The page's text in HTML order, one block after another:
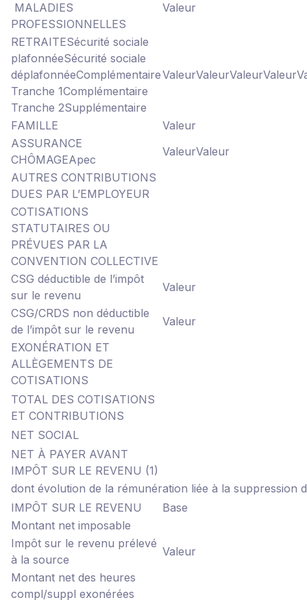
MALADIES
PROFESSIONNELLES
Valeur
RETRAITESécurité sociale
plafonnéeSécurité sociale
déplafonnéeComplémentaire
Tranche 1Complémentaire
Tranche 2Supplémentaire
ValeurValeurValeurValeur
FAMILLE
Valeur
ASSURANCE
CHÔMAGEApec
ValeurValeur
AUTRES CONTRIBUTIONS
DUES PAR L’EMPLOYEUR
COTISATIONS
STATUTAIRES OU
PRÉVUES PAR LA
CONVENTION COLLECTIVE
CSG déductible de l’impôt
sur le revenu
Valeur
CSG/CRDS non déductible
de l’impôt sur le revenu
Valeur
EXONÉRATION ET
ALLÈGEMENTS DE
COTISATIONS
TOTAL DES COTISATIONS
ET CONTRIBUTIONS
NET SOCIAL
NET À PAYER AVANT
IMPÔT SUR LE REVENU (1)
dont évolution de la rémunération liée à la suppression
IMPÔT SUR LE REVENU
Base
Montant net imposable
Impôt sur le revenu prélevé
à la source
Valeur
Montant net des heures
compl/suppl exonérées